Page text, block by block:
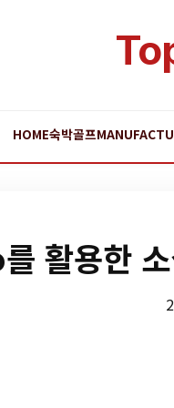
HOME숙박골프
활용한